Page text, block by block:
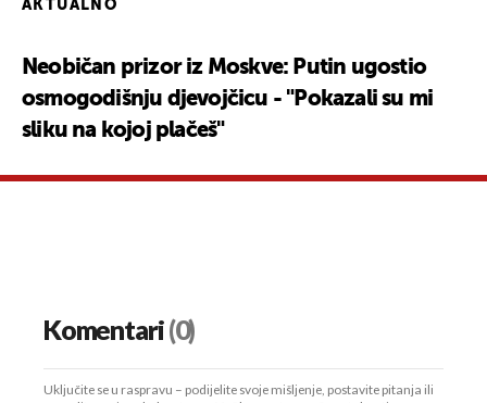
AKTUALNO
Neobičan prizor iz Moskve: Putin ugostio
osmogodišnju djevojčicu - "Pokazali su mi
sliku na kojoj plačeš"
Komentari(0)
Uključite se u raspravu – podijelite svoje mišljenje, postavite pitanja ili